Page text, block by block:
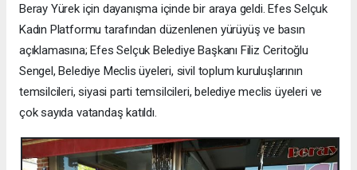
Beray Yürek için dayanışma içinde bir araya geldi. Efes Selçuk
Kadın Platformu tarafından düzenlenen yürüyüş ve basın
açıklamasına; Efes Selçuk Belediye Başkanı Filiz Ceritoğlu
Sengel, Belediye Meclis üyeleri, sivil toplum kuruluşlarının
temsilcileri, siyasi parti temsilcileri, belediye meclis üyeleri ve
çok sayıda vatandaş katıldı.